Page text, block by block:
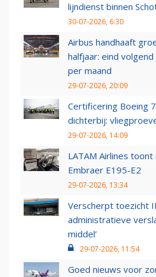
lijndienst binnen
30-07-2026, 6:30
Airbus handhaaft
halfjaar: eind
per maand
29-07-2026, 20:09
Certificering Boeing
dichterbij:
29-07-2026, 14:09
LATAM Airlines
Embraer E195-E2
29-07-2026, 13:34
Verscherpt toezicht
administratieve
middel’
29-07-2026, 11:54
Goed nieuws voor